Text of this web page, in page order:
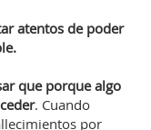
atentos de poder
que porque algo
. Cuando
por